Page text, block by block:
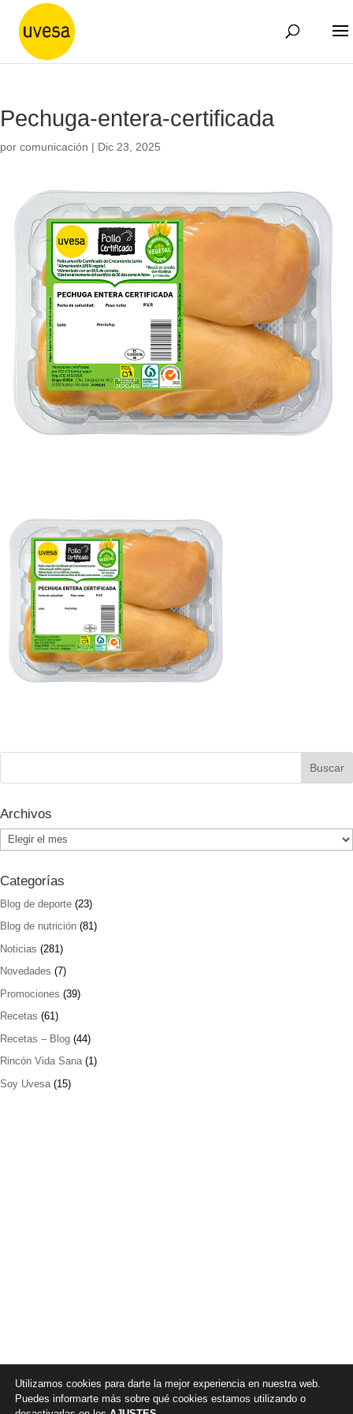
Pechuga-entera-certificada
por comunicación | Dic 23, 2025
Archivos
Archivos
Categorías
Blog de deporte (23)
Blog de nutrición (81)
Noticias (281)
Novedades (7)
Promociones (39)
Recetas (61)
Recetas – Blog (44)
Rincón Vida Sana(1)
Soy Uvesa (15)
Utilizamos cookies para darte la mejor experiencia en nuestra web.
Puedes informarte más sobre qué cookies estamos utilizando o